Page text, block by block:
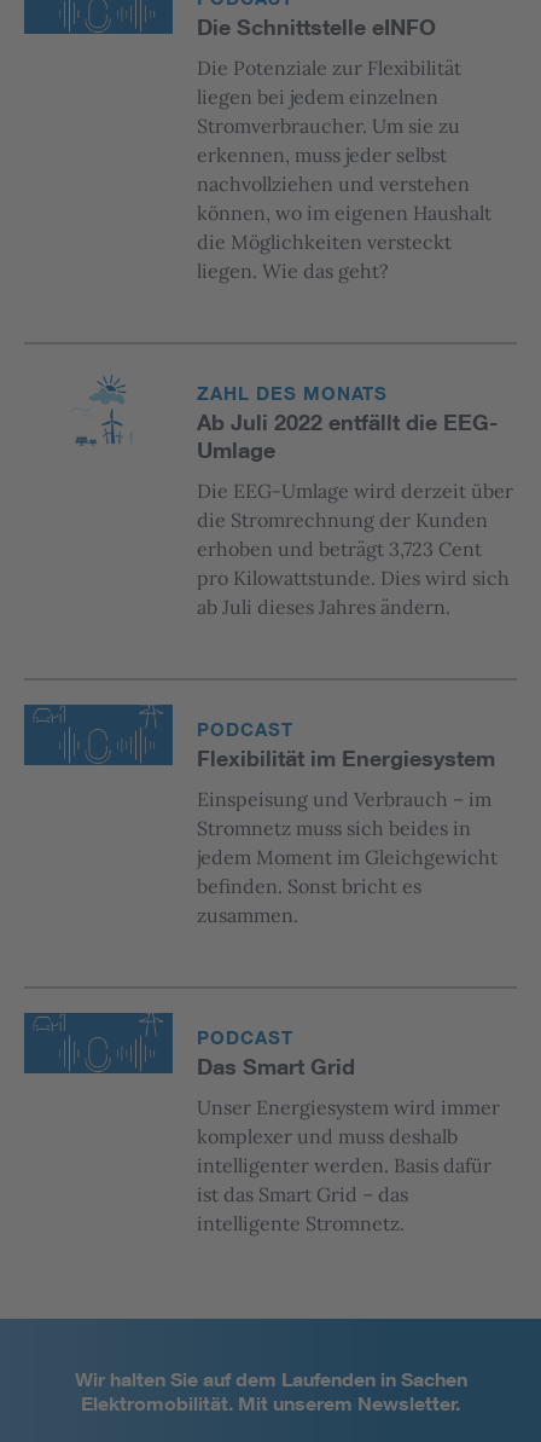
Die Schnittstelle eINFO
Die Potenziale zur Flexibilität
liegen bei jedem einzelnen
Stromverbraucher. Um sie zu
erkennen, muss jeder selbst
nachvollziehen und verstehen
können, wo im eigenen Haushalt
die Möglichkeiten versteckt
liegen. Wie das geht?
ZAHL DES MONATS
Ab Juli 2022 entfällt die EEG-
Umlage
Die EEG-Umlage wird derzeit über
die Stromrechnung der Kunden
erhoben und beträgt 3,723 Cent
pro Kilowattstunde. Dies wird sich
ab Juli dieses Jahres ändern.
PODCAST
Flexibilität im Energiesystem
Einspeisung und Verbrauch – im
Stromnetz muss sich beides in
jedem Moment im Gleichgewicht
befinden. Sonst bricht es
zusammen.
PODCAST
Das Smart Grid
Unser Energiesystem wird immer
komplexer und muss deshalb
intelligenter werden. Basis dafür
ist das Smart Grid – das
intelligente Stromnetz.
Wir halten Sie auf dem Laufenden in Sachen
Elektromobilität. Mit unserem Newsletter.